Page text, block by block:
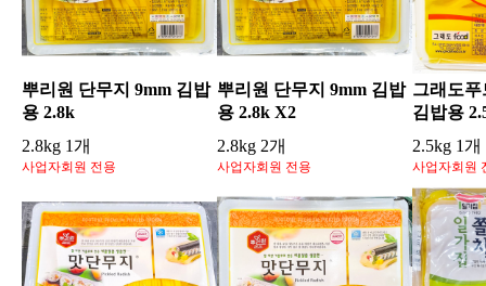
뿌리원 단무지 9mm 김밥
용 2.8k
2.8kg 1개
사업자회원 전용
뿌리원 단무지 9mm 김밥
용 2.8k X2
2.8kg 2개
사업자회원 전용
그래도푸
김밥용
2.5kg 1개
사업자회원